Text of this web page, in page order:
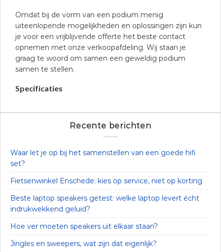
Omdat bij de vorm van een podium menig
uiteenlopende mogelijkheden en oplossingen zijn kun
je voor een vrijblijvende offerte het beste contact
opnemen met onze verkoopafdeling. Wij staan je
graag te woord om samen een geweldig podium
samen te stellen.
Specificaties
Recente berichten
Waar let je op bij het samenstellen van een goede hifi
set?
Fietsenwinkel Enschede: kies op service, niet op korting
Beste laptop speakers getest: welke laptop levert écht
indrukwekkend geluid?
Hoe ver moeten speakers uit elkaar staan?
Jingles en sweepers, wat zijn dat eigenlijk?